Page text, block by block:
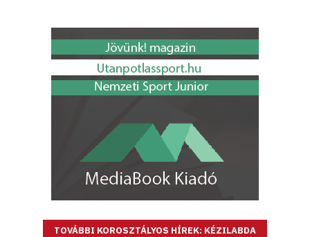
TOVÁBBI KOROSZTÁLYOS HÍREK: KÉZILABDA